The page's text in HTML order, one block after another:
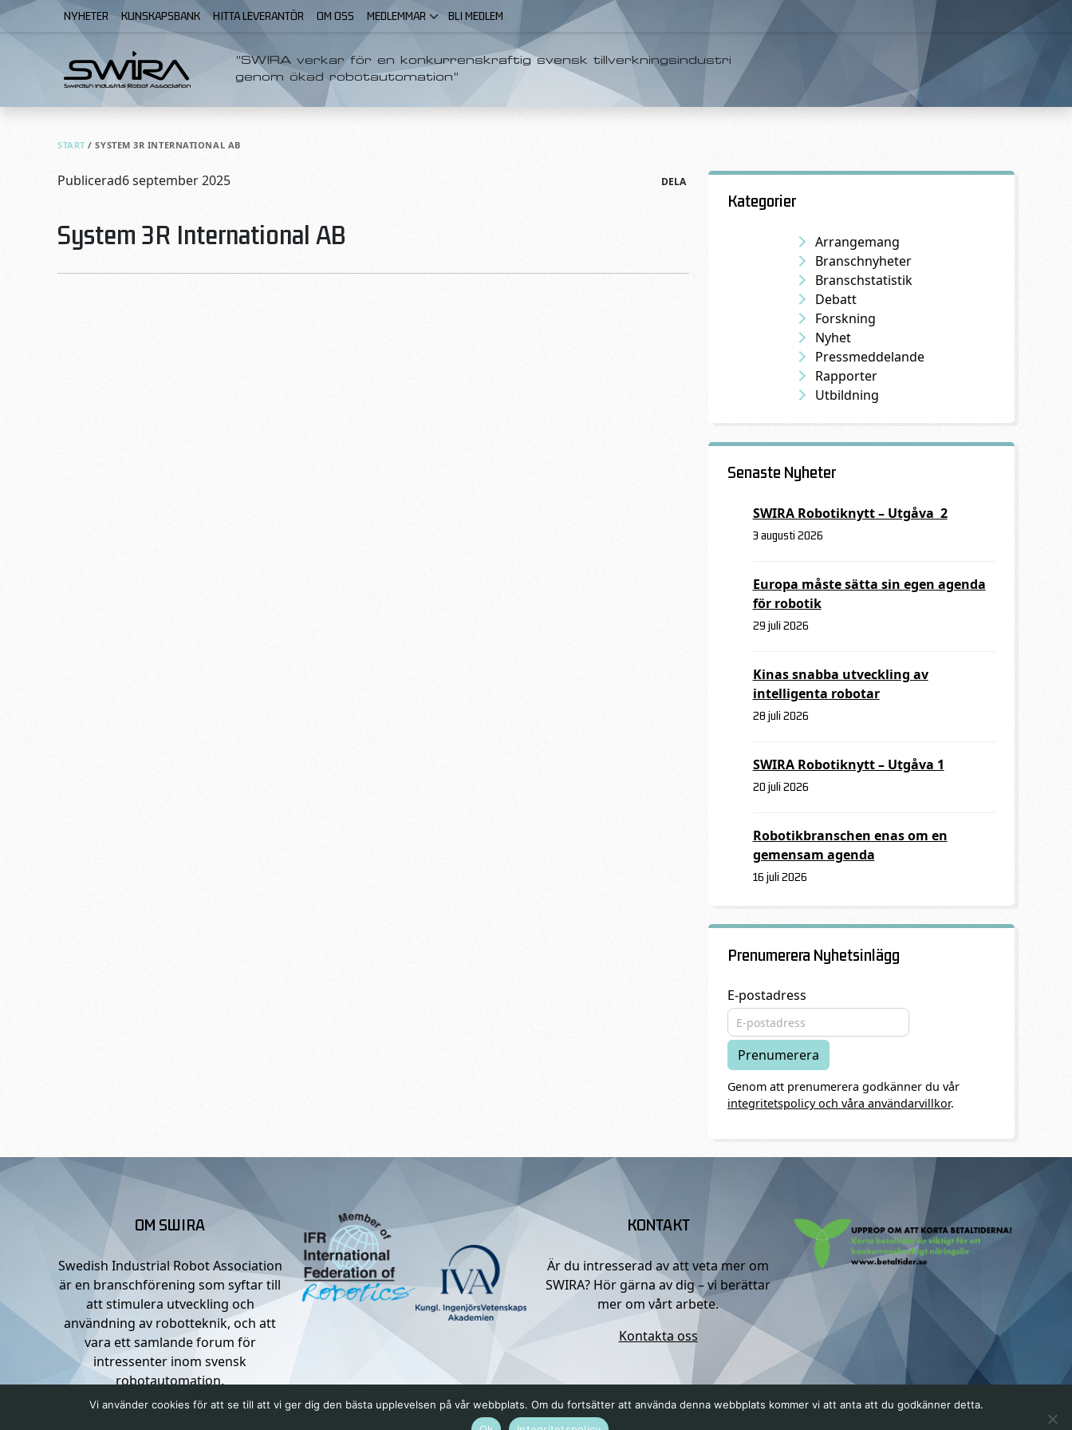
Skip to content
NYHETER KUNSKAPSBANK HITTA LEVERANTÖR OM OSS MEDLEMMAR BLI MEDLEM
”SWIRA verkar för en konkurrenskraftig svensk tillverkningsindustri
genom ökad robotautomation”
START / SYSTEM 3R INTERNATIONAL AB
Publicerad6 september 2025 DELA
System 3R International AB
Kategorier
Arrangemang
Branschnyheter
Branschstatistik
Debatt
Forskning
Nyhet
Pressmeddelande
Rapporter
Utbildning
Senaste Nyheter
SWIRA Robotiknytt – Utgåva 2
3 augusti 2026
Europa måste sätta sin egen agenda
för robotik
29 juli 2026
Kinas snabba utveckling av
intelligenta robotar
28 juli 2026
SWIRA Robotiknytt – Utgåva 1
20 juli 2026
Robotikbranschen enas om en
gemensam agenda
16 juli 2026
Prenumerera Nyhetsinlägg
E-postadress
Genom att prenumerera godkänner du vår
integritetspolicy och våra användarvillkor.
OM SWIRA
Swedish Industrial Robot Association
är en branschförening som syftar till
att stimulera utveckling och
användning av robotteknik, och att
vara ett samlande forum för
intressenter inom svensk
robotautomation.
KONTAKT
Är du intresserad av att veta mer om
SWIRA? Hör gärna av dig – vi berättar
mer om vårt arbete.
Kontakta oss
Vi använder cookies för att se till att vi ger dig den bästa upplevelsen på vår webbplats. Om du fortsätter att använda denna webbplats kommer vi att anta att du godkänner detta.